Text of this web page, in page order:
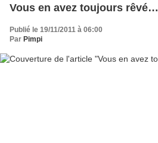
Vous en avez toujours rêvé…
Publié le 19/11/2011 à 06:00
Par Pimpi